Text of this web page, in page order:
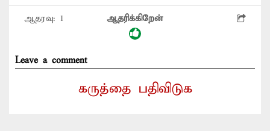
ஆதரவு: 1 ஆதரிக்கிறேன்
Leave a comment
கருத்தை பதிவிடுக